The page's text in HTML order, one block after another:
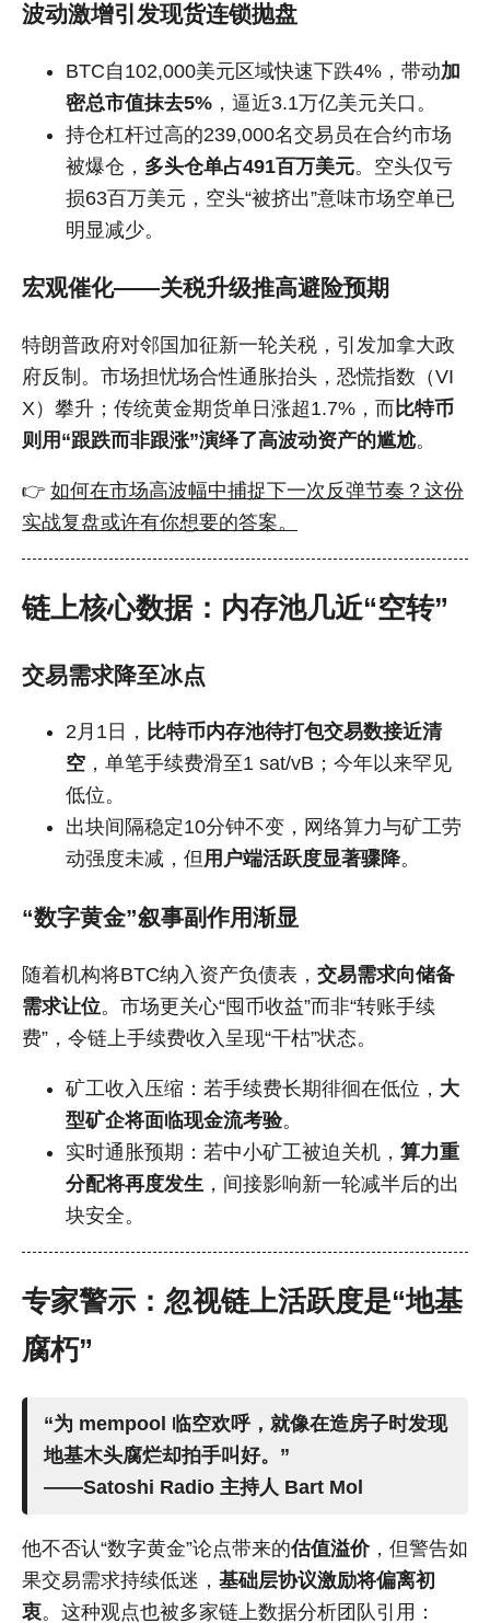
波动激增引发现货连锁抛盘
BTC自102,000美元区域快速下跌4%，带动加
密总市值抹去5% ，逼近3.1万亿美元关口。
持仓杠杆过高的239,000名交易员在合约市场
被爆仓， 多头仓单占491百万美元。空头仅亏
损63百万美元，空头“被挤出”意味市场空单已
明显减少。
宏观催化——关税升级推高避险预期
特朗普政府对邻国加征新一轮关税，引发加拿大政
府反制。市场担忧场合性通胀抬头，恐慌指数（VI
X）攀升；传统黄金期货单日涨超1.7%，而 比特币
则用“跟跌而非跟涨”演绎了高波动资产的尴尬。
👉 如何在市场高波幅中捕捉下一次反弹节奏？这份
实战复盘或许有你想要的答案。
链上核心数据：内存池几近“空转”
交易需求降至冰点
2月1日， 比特币内存池待打包交易数接近清
空 ，单笔手续费滑至1 sat/vB；今年以来罕见
低位。
出块间隔稳定10分钟不变，网络算力与矿工劳
动强度未减，但用户端活跃度显著骤降。
“数字黄金”叙事副作用渐显
随着机构将BTC纳入资产负债表， 交易需求向储备
需求让位。市场更关心“囤币收益”而非“转账手续
费”，令链上手续费收入呈现“干枯”状态。
矿工收入压缩：若手续费长期徘徊在低位， 大
型矿企将面临现金流考验。
实时通胀预期：若中小矿工被迫关机， 算力重
分配将再度发生 ，间接影响新一轮减半后的出
块安全。
专家警示：忽视链上活跃度是“地基
腐朽”
“为 mempool 临空欢呼，就像在造房子时发现
地基木头腐烂却拍手叫好。”
——Satoshi Radio 主持人 Bart Mol
他不否认“数字黄金”论点带来的估值溢价，但警告如
果交易需求持续低迷， 基础层协议激励将偏离初
衷。这种观点也被多家链上数据分析团队引用：